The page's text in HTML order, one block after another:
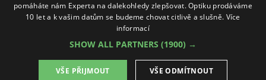
pomáháte nám Experta na dalekohledy zlepšovat. Optiku prodáváme
10 let a k vašim datům se budeme chovat citlivě a slušně. Více
informací
SHOW ALL PARTNERS (1900) →
VŠE PŘIJMOUT VŠE ODMÍTNOUT